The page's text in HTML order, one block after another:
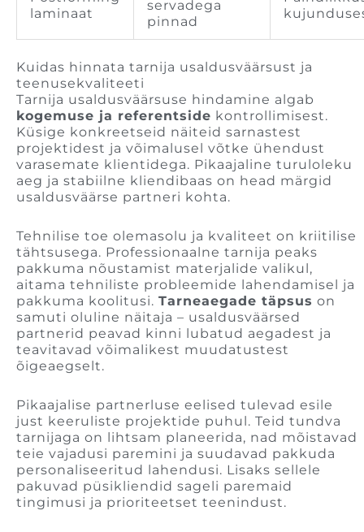
laminaat
servadega
pinnad
Kuidas hinnata tarnija usaldusväärsust ja
teenusekvaliteeti
Tarnija usaldusväärsuse hindamine algab
kogemuse ja referentside kontrollimisest.
Küsige konkreetseid näiteid sarnastest
projektidest ja võimalusel võtke ühendust
varasemate klientidega. Pikaajaline turuloleku
aeg ja stabiilne kliendibaas on head märgid
usaldusväärse partneri kohta.
Tehnilise toe olemasolu ja kvaliteet on kriitilise
tähtsusega. Professionaalne tarnija peaks
pakkuma nõustamist materjalide valikul,
aitama tehniliste probleemide lahendamisel ja
pakkuma koolitusi. Tarneaegade täpsus on
samuti oluline näitaja – usaldusväärsed
partnerid peavad kinni lubatud aegadest ja
teavitavad võimalikest muudatustest
õigeaegselt.
Pikaajalise partnerluse eelised tulevad esile
just keeruliste projektide puhul. Teid tundva
tarnijaga on lihtsam planeerida, nad mõistavad
teie vajadusi paremini ja suudavad pakkuda
personaliseeritud lahendusi. Lisaks sellele
pakuvad püsikliendid sageli paremaid
tingimusi ja prioriteetset teenindust.